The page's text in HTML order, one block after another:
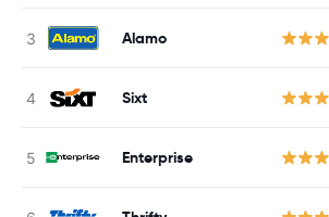
Alamo
Sixt
Enterprise